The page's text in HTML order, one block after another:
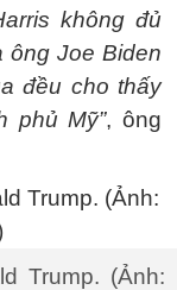
không đủ
ông Joe Biden
đều cho thấy
phủ Mỹ”, ông
Trump. (Ảnh: